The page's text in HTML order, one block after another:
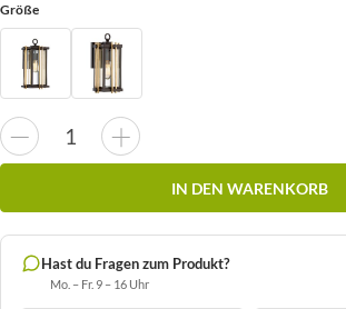
Größe
IN DEN WARENKORB
Hast du Fragen zum Produkt?
Mo. – Fr. 9 – 16 Uhr